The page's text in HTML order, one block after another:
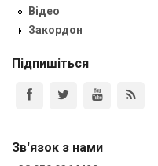
Відео
Закордон
Підпишіться
Зв'язок з нами